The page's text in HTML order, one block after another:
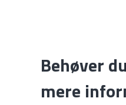
Behøver
mere